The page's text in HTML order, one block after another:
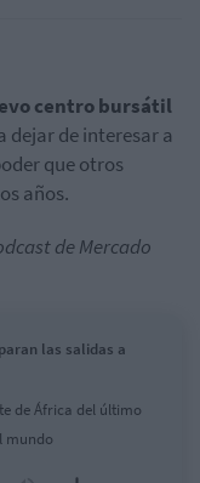
centro bursátil
dejar de interesar a
que otros
años.
de Mercado
las salidas a
de África del último
mundo